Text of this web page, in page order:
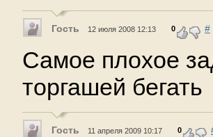
Гость 12 июля 2008 12:13 0 #
Самое плохое
торгашей бегать
Гость 11 апреля 2009 10:17 0